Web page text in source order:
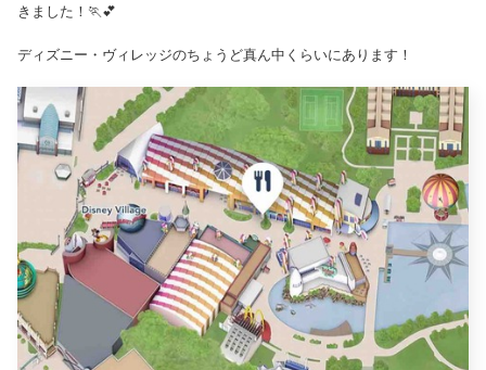
きました！🏃💕
ディズニー・ヴィレッジのちょうど真ん中くらいにあります！